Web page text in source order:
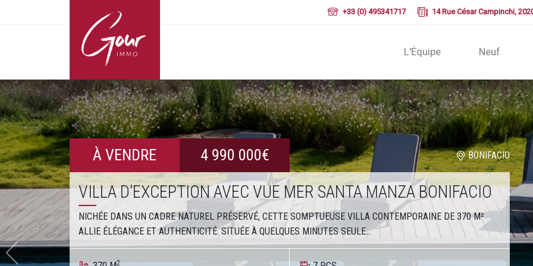
+33 (0) 495341717 14 Rue César Campinchi,
L'Équipe Neuf
Précédent
À VENDRE 4 990 000€ BONIFACIO
VILLA D'EXCEPTION AVEC VUE MER SANTA MANZA BONIFACIO
NICHÉE DANS UN CADRE NATUREL PRÉSERVÉ, CETTE SOMPTUEUSE VILLA CONTEMPORAINE DE 370 M²
ALLIE ÉLÉGANCE ET AUTHENTICITÉ. SITUÉE À QUELQUES MINUTES SEULE...
2